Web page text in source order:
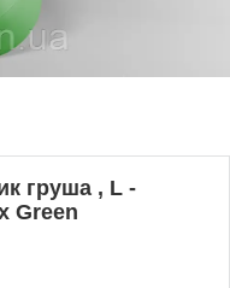
груша , L -
Green